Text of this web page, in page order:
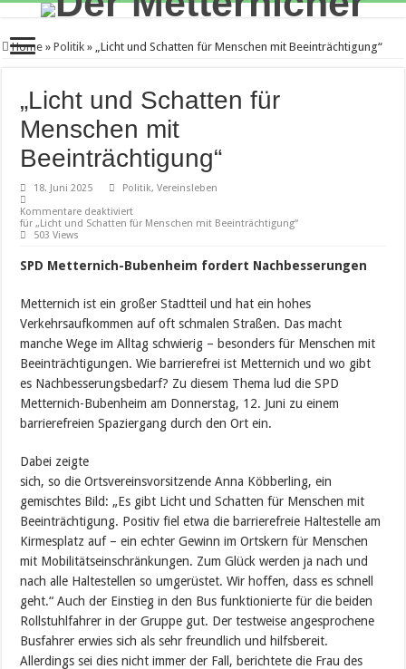
Home » Politik » „Licht und Schatten für Menschen mit Beeinträchtigung“
„Licht und Schatten für
Menschen mit
Beeinträchtigung“
18. Juni 2025 Politik,Vereinsleben
Kommentare deaktiviert
für „Licht und Schatten für Menschen mit Beeinträchtigung“
503 Views
SPD Metternich-Bubenheim fordert Nachbesserungen
Metternich ist ein großer Stadtteil und hat ein hohes
Verkehrsaufkommen auf oft schmalen Straßen. Das macht
manche Wege im Alltag schwierig – besonders für Menschen mit
Beeinträchtigungen. Wie barrierefrei ist Metternich und wo gibt
es Nachbesserungsbedarf? Zu diesem Thema lud die SPD
Metternich-Bubenheim am Donnerstag, 12. Juni zu einem
barrierefreien Spaziergang durch den Ort ein.
Dabei zeigte
sich, so die Ortsvereinsvorsitzende Anna Köbberling, ein
gemischtes Bild: „Es gibt Licht und Schatten für Menschen mit
Beeinträchtigung. Positiv fiel etwa die barrierefreie Haltestelle am
Kirmesplatz auf – ein echter Gewinn im Ortskern für Menschen
mit Mobilitätseinschränkungen. Zum Glück werden ja nach und
nach alle Haltestellen so umgerüstet. Wir hoffen, dass es schnell
geht.“ Auch der Einstieg in den Bus funktionierte für die beiden
Rollstuhlfahrer in der Gruppe gut. Der testweise angesprochene
Busfahrer erwies sich als sehr freundlich und hilfsbereit.
Allerdings sei dies nicht immer der Fall, berichtete die Frau des